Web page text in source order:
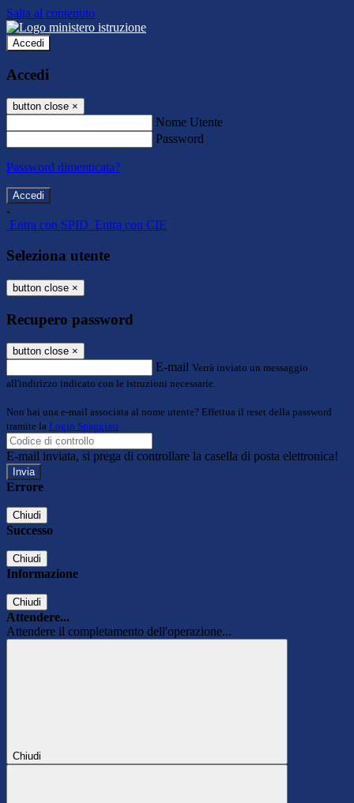
Salta al contenuto
Accedi
Accedi
button close ×
Nome Utente
Password
Password dimenticata?
-
Entra con SPID Entra con CIE
Seleziona utente
button close ×
Recupero password
button close ×
E-mail Verrà inviato un messaggio
all'indirizzo indicato con le istruzioni necessarie.
Non hai una e-mail associata al nome utente? Effettua il reset della password
tramite la Login Spaggiari
E-mail inviata, si prega di controllare la casella di posta elettronica!
Errore
Chiudi
Successo
Chiudi
Informazione
Chiudi
Attendere...
Attendere il completamento dell'operazione...
Chiudi